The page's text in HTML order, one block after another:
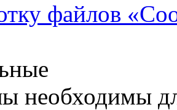
файлов
необходимы